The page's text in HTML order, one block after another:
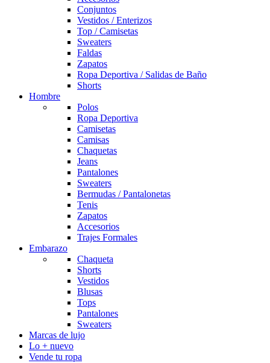
Conjuntos
Vestidos / Enterizos
Top / Camisetas
Sweaters
Faldas
Zapatos
Ropa Deportiva / Salidas de Baño
Shorts
Hombre
Polos
Ropa Deportiva
Camisetas
Camisas
Chaquetas
Jeans
Pantalones
Sweaters
Bermudas / Pantalonetas
Tenis
Zapatos
Accesorios
Trajes Formales
Embarazo
Chaqueta
Shorts
Vestidos
Blusas
Tops
Pantalones
Sweaters
Marcas de lujo
Lo + nuevo
Vende tu ropa